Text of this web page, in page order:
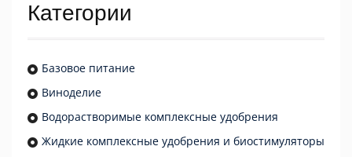
Категории
Базовое питание
Виноделие
Водорастворимые комплексные удобрения
Жидкие комплексные удобрения и биостимуляторы